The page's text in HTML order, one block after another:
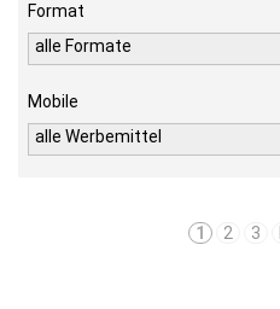
Format
alle Formate
Mobile
alle Werbemittel
1 2 3